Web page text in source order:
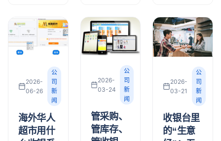
2026-
06-26
公
司
新
闻
海外华人
超市用什
2026-
03-24
公
司
新
闻
管采购、
管库存、
2026-
03-21
公
司
新
闻
收银台里
的“生意